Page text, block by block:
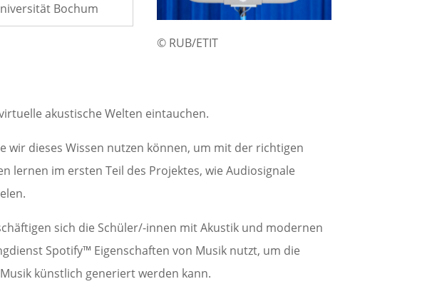
Bochum
© RUB/ETIT
akustische Welten eintauchen.
dieses Wissen nutzen können, um mit der richtigen
lernen im ersten Teil des Projektes, wie Audiosignale
sich die Schüler/-innen mit Akustik und modernen
Spotify™ Eigenschaften von Musik nutzt, um die
künstlich generiert werden kann.